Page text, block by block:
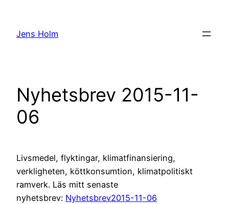
innehåll
Jens Holm
Nyhetsbrev 2015-11-
06
Livsmedel, flyktingar, klimatfinansiering,
verkligheten, köttkonsumtion, klimatpolitiskt
ramverk. Läs mitt senaste
nyhetsbrev: Nyhetsbrev2015-11-06